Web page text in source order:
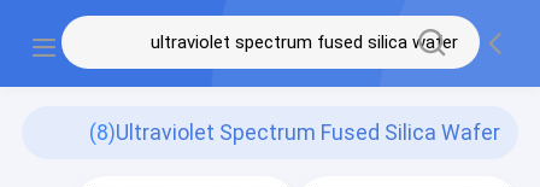
Ultraviolet Spectrum Fused Silica Wafer
(8)